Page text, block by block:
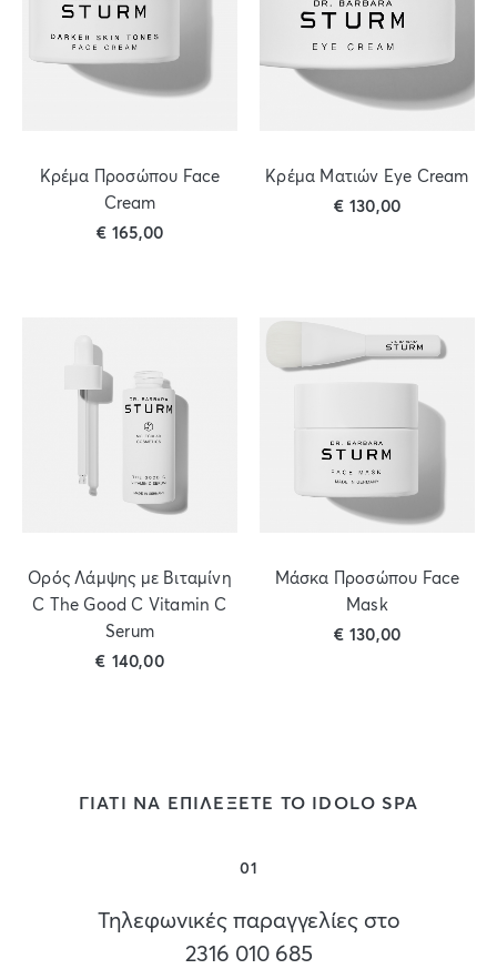
Κρέμα Προσώπου Face
Cream
€ 165,00
Κρέμα Ματιών Eye Cream
€ 130,00
Ορός Λάμψης με Βιταμίνη
C The Good C Vitamin C
Serum
€ 140,00
Μάσκα Προσώπου Face
Mask
€ 130,00
ΓΙΑΤΙ ΝΑ ΕΠΙΛΕΞΕΤΕ ΤΟ IDOLO SPA
01
Τηλεφωνικές παραγγελίες στο
2316 010 685